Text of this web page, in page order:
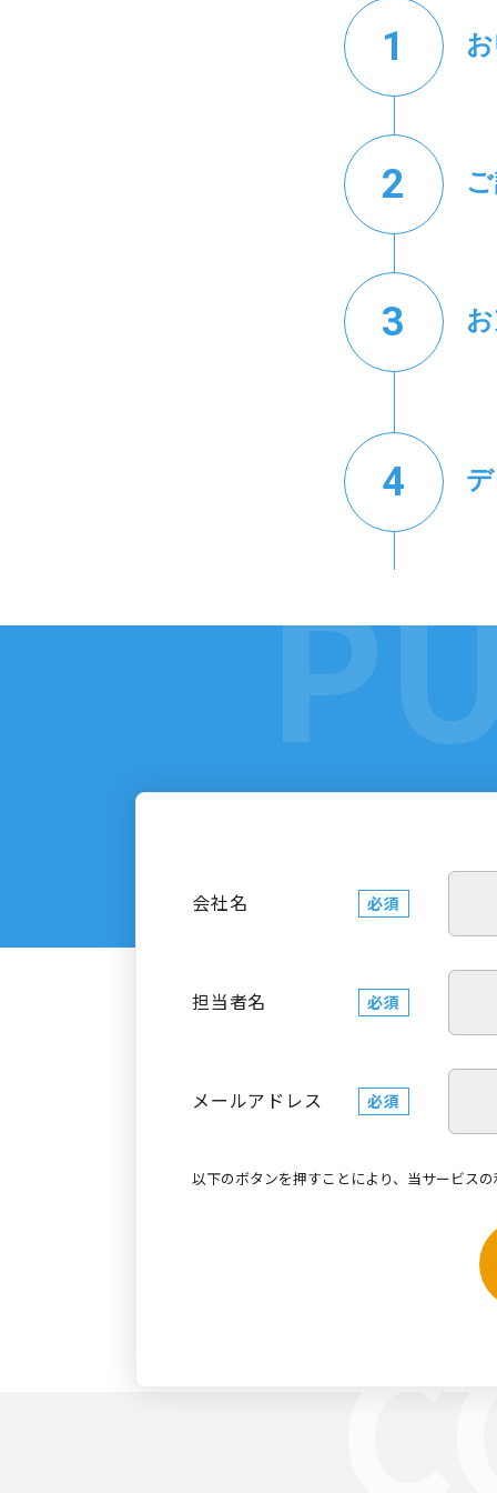
会社名 必須
担当者名 必須
メールアドレス 必須
以下のボタンを押すことにより、当サービスの